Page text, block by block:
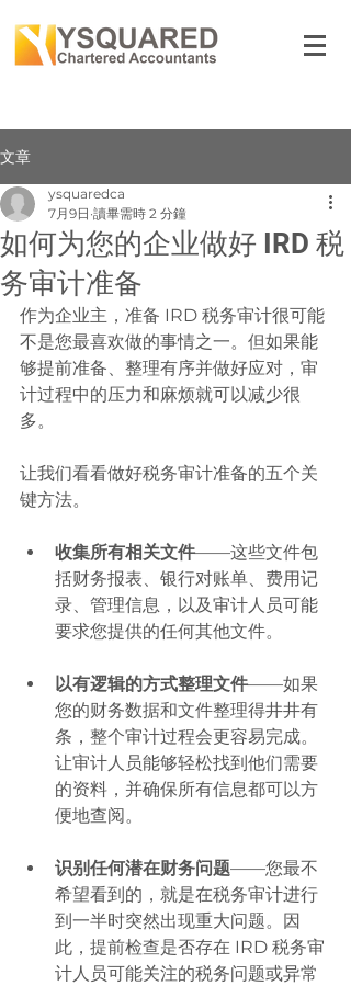
文章
如何为您的企业做好 IRD 税
务审计准备
ysquaredca
7月9日 讀畢需時 2 分鐘
作为企业主，准备 IRD 税务审计很可能
不是您最喜欢做的事情之一。但如果能
够提前准备、整理有序并做好应对，审
计过程中的压力和麻烦就可以减少很
多。
让我们看看做好税务审计准备的五个关
键方法。
收集所有相关文件——这些文件包
括财务报表、银行对账单、费用记
录、管理信息，以及审计人员可能
要求您提供的任何其他文件。
以有逻辑的方式整理文件——如果
您的财务数据和文件整理得井井有
条，整个审计过程会更容易完成。
让审计人员能够轻松找到他们需要
的资料，并确保所有信息都可以方
便地查阅。
识别任何潜在财务问题——您最不
希望看到的，就是在税务审计进行
到一半时突然出现重大问题。因
此，提前检查是否存在 IRD 税务审
计人员可能关注的税务问题或异常